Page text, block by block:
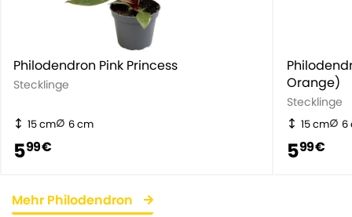
Philodendron Pink Princess
Stecklinge
15 cm 6 cm
599 €
Orange)
Stecklinge
15 cm 6
599 €
Mehr Philodendron